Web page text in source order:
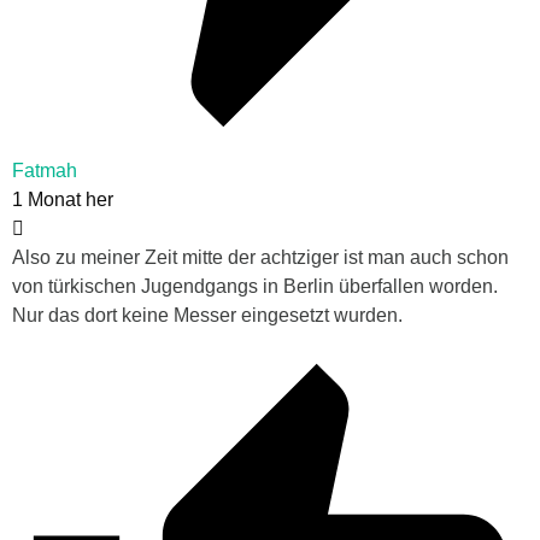
Fatmah
1 Monat her
Also zu meiner Zeit mitte der achtziger ist man auch schon
von türkischen Jugendgangs in Berlin überfallen worden.
Nur das dort keine Messer eingesetzt wurden.